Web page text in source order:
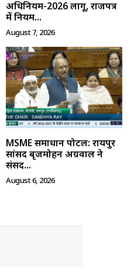
अधिनियम-2026 लागू, राजपत्र
में नियम...
August 7, 2026
MSME समाधान पोर्टल: रायपुर
सांसद बृजमोहन अग्रवाल ने
संसद...
August 6, 2026